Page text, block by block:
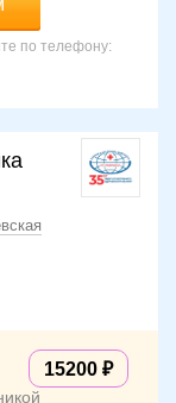
по телефону:
15200